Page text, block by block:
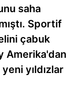
saha
Sportif
çabuk
Amerika'dan
yıldızlar